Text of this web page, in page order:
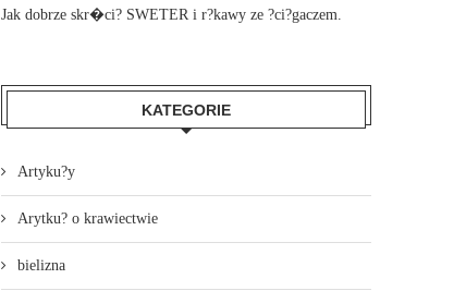
Jak dobrze skr�ci? SWETER i r?kawy ze ?ci?gaczem.
KATEGORIE
Artyku?y
Arytku? o krawiectwie
bielizna